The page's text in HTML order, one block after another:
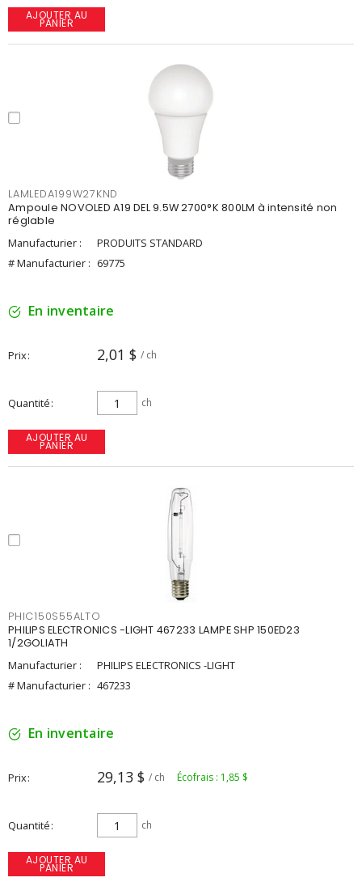
AJOUTER AU
PANIER
LAMLEDA199W27KND
Ampoule NOVOLED A19 DEL 9.5W 2700°K 800LM à intensité non
réglable
Manufacturier :
PRODUITS STANDARD
# Manufacturier : 69775
En inventaire
Prix 2,01 $ / ch
Quantité ch
AJOUTER AU
PANIER
PHIC150S55ALTO
PHILIPS ELECTRONICS -LIGHT 467233 LAMPE SHP 150ED23
1/2GOLIATH
Manufacturier :
PHILIPS ELECTRONICS -LIGHT
# Manufacturier : 467233
En inventaire
Prix 29,13 $ / ch Écofrais : 1,85 $
Quantité ch
AJOUTER AU
PANIER